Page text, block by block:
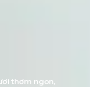
thơm ngon,